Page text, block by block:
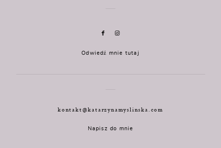
Odwiedź mnie tutaj
kontakt@katarzynamyslinska.com
Napisz do mnie